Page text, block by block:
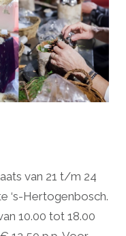
van 21 t/m 24
‘s-Hertogenbosch.
10.00 tot 18.00